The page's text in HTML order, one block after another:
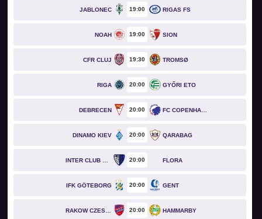
JABLONEC 19 00 RIGAS FS
NOAH 19 00 SION
CFR CLUJ 19 30 TROMSØ
RIGA 20 00 GYŐRI ETO
DEBRECEN 20 00 FC COPENHAGEN
DINAMO KIEV 20 00 QARABAG
20 00 FLORA
IFK GÖTEBORG 20 00 GENT
RAKOW CZESTOCHOWA 20 00 HAMMARBY